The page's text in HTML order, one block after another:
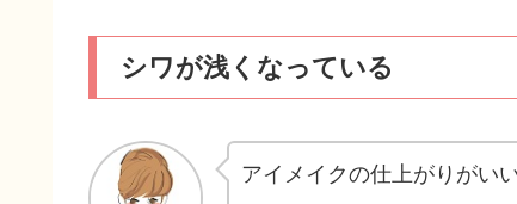
シワが浅くなっている
アイメイクの仕上がりがい